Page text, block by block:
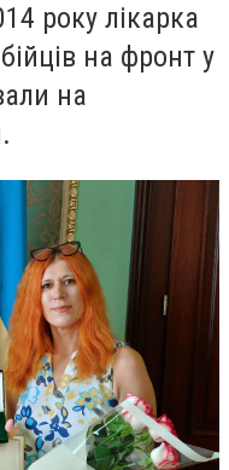
року лікарка
на фронт у
на